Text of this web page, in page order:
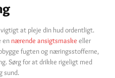
at pleje din hud ordentligt.
en nærende ansigtsmaske eller
fugten og næringsstofferne,
Sørg for at drikke rigeligt med
sund.